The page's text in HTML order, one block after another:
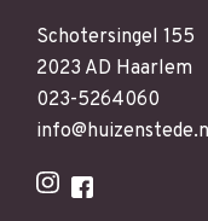
Schotersingel 155
2023 AD Haarlem
023-5264060